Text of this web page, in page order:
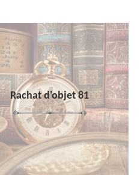
Rachat d'objet 81